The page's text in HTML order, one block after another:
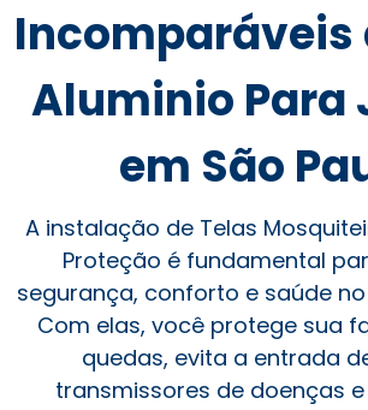
Incomparáveis
Aluminio Para
em São
A instalação de Telas
Proteção é fundamental
segurança, conforto e saúde
Com elas, você protege sua
quedas, evita a entrada
transmissores de doenças